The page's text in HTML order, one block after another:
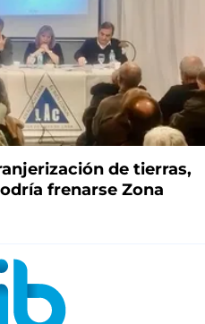
de tierras,
frenarse Zona